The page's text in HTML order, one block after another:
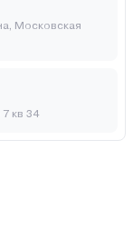
Московская
кв 34